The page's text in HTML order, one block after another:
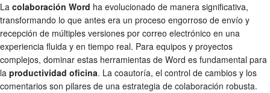
La colaboración Word ha evolucionado de manera significativa,
transformando lo que antes era un proceso engorroso de envío y
recepción de múltiples versiones por correo electrónico en una
experiencia fluida y en tiempo real. Para equipos y proyectos
complejos, dominar estas herramientas de Word es fundamental para
la productividad oficina. La coautoría, el control de cambios y los
comentarios son pilares de una estrategia de colaboración robusta.